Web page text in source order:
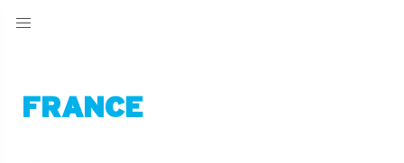
FRANCE